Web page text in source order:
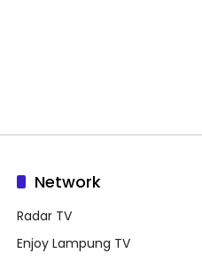
Network
Radar TV
Enjoy Lampung TV